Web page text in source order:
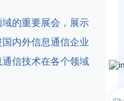
的重要展会，展示
内外信息通信企业
信技术在各个领域